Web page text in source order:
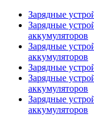
Зарядные
Зарядные
аккумуляторов
Зарядные
аккумуляторов
Зарядные
Зарядные
аккумуляторов
Зарядные
аккумуляторов